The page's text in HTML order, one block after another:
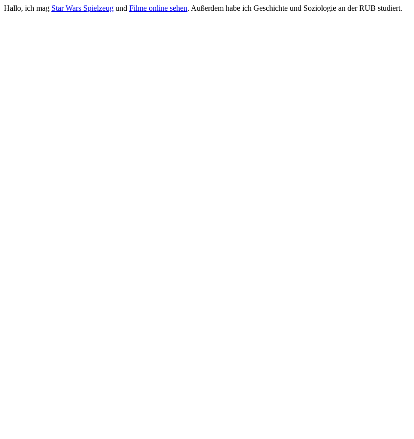
Hallo, ich mag Star Wars Spielzeug und Filme online sehen. Außerdem habe ich Geschichte und Soziologie an der RUB studiert.